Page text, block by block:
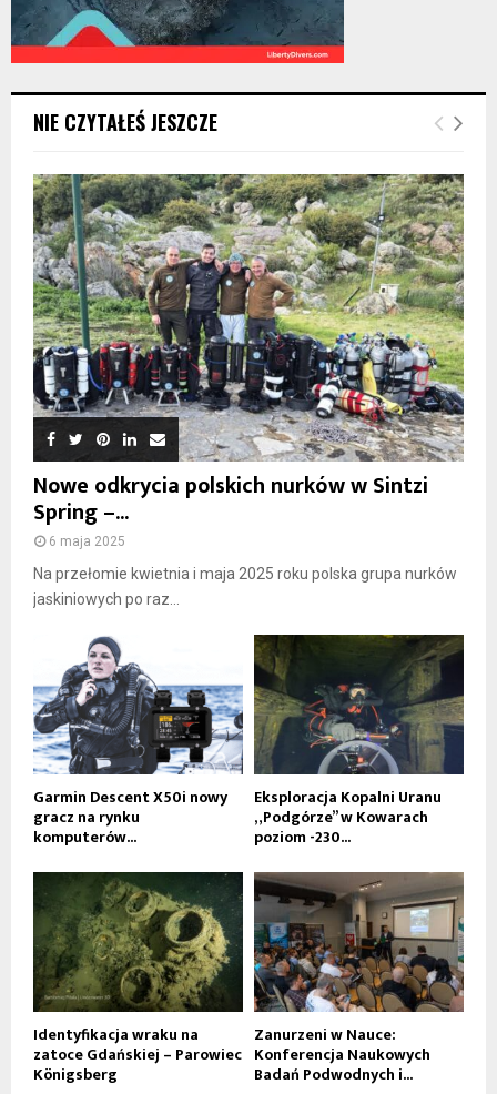
NIE CZYTAŁEŚ JESZCZE
Nowe odkrycia polskich nurków w Sintzi
Spring –...
6 maja 2025
Na przełomie kwietnia i maja 2025 roku polska grupa nurków
jaskiniowych po raz...
Garmin Descent X50i nowy
gracz na rynku
komputerów...
Eksploracja Kopalni Uranu
„Podgórze” w Kowarach
poziom -230...
Identyfikacja wraku na
zatoce Gdańskiej – Parowiec
Königsberg
Zanurzeni w Nauce:
Konferencja Naukowych
Badań Podwodnych i...